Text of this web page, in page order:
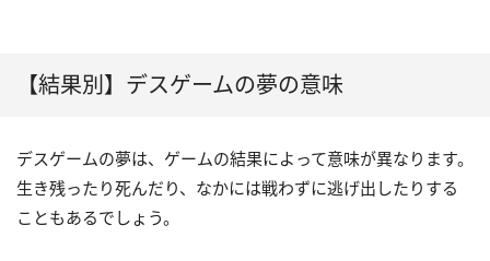
【結果別】デスゲームの夢の意味
デスゲームの夢は、ゲームの結果によって意味が異なります。
生き残ったり死んだり、なかには戦わずに逃げ出したりする
こともあるでしょう。